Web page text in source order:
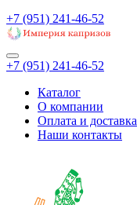
+7 (951) 241-46-52
+7 (951) 241-46-52
Каталог
О компании
Оплата и доставка
Наши контакты